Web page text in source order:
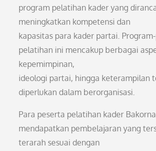
program pelatihan kader yang
meningkatkan kompetensi dan
kapasitas para kader partai.
pelatihan ini mencakup berbagai
kepemimpinan,
ideologi partai, hingga keterampilan
diperlukan dalam berorganisasi.
Para peserta pelatihan kader
mendapatkan pembelajaran yang
terarah sesuai dengan